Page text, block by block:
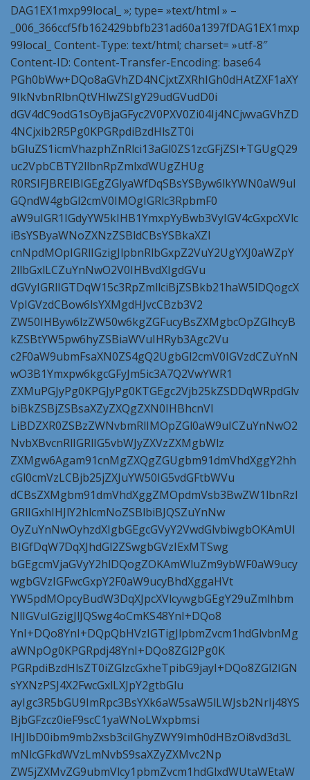
DAG1EX1mxp99local_ »; type= »text/html » –
_006_366ccf5fb162429bbfb231ad60a1397fDAG1EX1mxp
99local_ Content-Type: text/html; charset= »utf-8″
Content-ID: Content-Transfer-Encoding: base64
PGh0bWw+DQo8aGVhZD4NCjxtZXRhIGh0dHAtZXF1aXY
9IkNvbnRlbnQtVHlwZSIgY29udGVudD0i
dGV4dC9odG1sOyBjaGFyc2V0PXV0Zi04Ij4NCjwvaGVhZD
4NCjxib2R5Pg0KPGRpdiBzdHlsZT0i
bGluZS1icmVhazphZnRlci13aGl0ZS1zcGFjZSI+TGUgQ29
uc2VpbCBTY2llbnRpZmlxdWUgZHUg
R0RSIFJBRElBIGEgZGlyaWfDqSBsYSByw6lkYWN0aW9uI
GQndW4gbGl2cmV0IMOgIGRlc3RpbmF0
aW9uIGR1IGdyYW5kIHB1YmxpYyBwb3VyIGV4cGxpcXVlc
iBsYSByaWNoZXNzZSBldCBsYSBkaXZl
cnNpdMOpIGRlIGzigJlpbnRlbGxpZ2VuY2UgYXJ0aWZpY
2llbGxlLCZuYnNwO2V0IHBvdXIgdGVu
dGVyIGRlIGTDqW15c3RpZmllciBjZSBkb21haW5lDQogcX
VpIGVzdCBow6lsYXMgdHJvcCBzb3V2
ZW50IHByw6lzZW50w6kgZGFucyBsZXMgbcOpZGlhcyB
kZSBtYW5pw6hyZSBiaWVuIHRyb3Agc2Vu
c2F0aW9ubmFsaXN0ZS4gQ2UgbGl2cmV0IGVzdCZuYnN
wO3B1Ymxpw6kgcGFyJm5ic3A7Q2VwYWR1
ZXMuPGJyPg0KPGJyPg0KTGEgc2Vjb25kZSDDqWRpdGlv
biBkZSBjZSBsaXZyZXQgZXN0IHBhcnVl
LiBDZXR0ZSBzZWNvbmRlIMOpZGl0aW9uICZuYnNwO2
NvbXBvcnRlIGRlIG5vbWJyZXVzZXMgbWlz
ZXMgw6Agam91cnMgZXQgZGUgbm91dmVhdXggY2hh
cGl0cmVzLCBjb25jZXJuYW50IG5vdGFtbWVu
dCBsZXMgbm91dmVhdXggZMOpdmVsb3BwZW1lbnRzI
GRlIGxhIHJlY2hlcmNoZSBlbiBJQSZuYnNw
OyZuYnNwOyhzdXIgbGEgcGVyY2VwdGlvbiwgbOKAmUl
BIGfDqW7DqXJhdGl2ZSwgbGVzIExMTSwg
bGEgcmVjaGVyY2hlDQogZOKAmWluZm9ybWF0aW9ucy
wgbGVzIGFwcGxpY2F0aW9ucyBhdXggaHVt
YW5pdMOpcyBudW3DqXJpcXVlcywgbGEgY29uZmlhbm
NlIGVuIGzigJlJQSwg4oCmKS48YnI+DQo8
YnI+DQo8YnI+DQpQbHVzIGTigJlpbmZvcm1hdGlvbnMg
aWNpOg0KPGRpdj48YnI+DQo8ZGl2Pg0K
PGRpdiBzdHlsZT0iZGlzcGxheTpibG9jayI+DQo8ZGl2IGN
sYXNzPSJ4X2FwcGxlLXJpY2gtbGlu
ayIgc3R5bGU9ImRpc3BsYXk6aW5saW5lLWJsb2NrIj48YS
BjbGFzcz0ieF9scC1yaWNoLWxpbmsi
IHJlbD0ibm9mb2xsb3ciIGhyZWY9Imh0dHBzOi8vd3d3L
mNlcGFkdWVzLmNvbS9saXZyZXMvc2Np
ZW5jZXMvZG9ubmVlcy1pbmZvcm1hdGlxdWUtaWEtaW